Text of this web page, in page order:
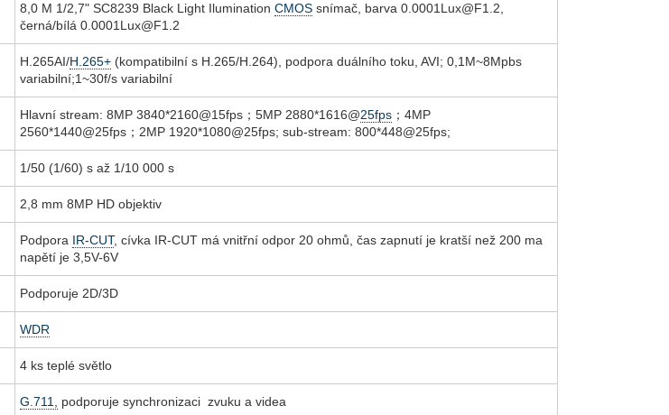
8,0 M 1/2,7" SC8239 Black Light Ilumination CMOS snímač, barva 0.0001Lux@F1.2,
černá/bílá 0.0001Lux@F1.2
H.265AI/H.265+ (kompatibilní s H.265/H.264), podpora duálního toku, AVI; 0,1M~8Mpbs
variabilní;1~30f/s variabilní
Hlavní stream: 8MP 3840*2160@15fps；5MP 2880*1616@25fps ；4MP
2560*1440@25fps；2MP 1920*1080@25fps; sub-stream: 800*448@25fps;
1/50 (1/60) s až 1/10 000 s
2,8 mm 8MP HD objektiv
Podpora IR-CUT, cívka IR-CUT má vnitřní odpor 20 ohmů, čas zapnutí je kratší než 200 ma
napětí je 3,5V-6V
Podporuje 2D/3D
WDR
4 ks teplé světlo
G.711, podporuje synchronizaci zvuku a videa